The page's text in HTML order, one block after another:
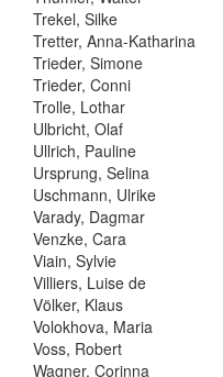
Trekel, Silke
Tretter, Anna-Katharina
Trieder, Simone
Trieder, Conni
Trolle, Lothar
Ulbricht, Olaf
Ullrich, Pauline
Ursprung, Selina
Uschmann, Ulrike
Varady, Dagmar
Venzke, Cara
Viain, Sylvie
Villiers, Luise de
Völker, Klaus
Volokhova, Maria
Voss, Robert
Wagner, Corinna